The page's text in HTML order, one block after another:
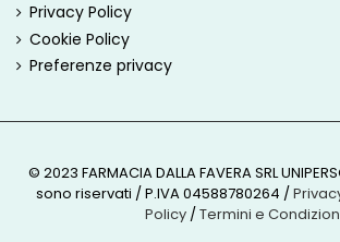
Privacy Policy
Cookie Policy
Preferenze privacy
© 2023 FARMACIA DALLA FAVERA SRL
sono riservati / P.IVA 04588780264 /
Policy / Termini e